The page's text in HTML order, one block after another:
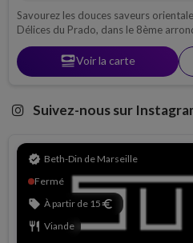
Savourez les douces saveurs
Délices du Prado, dans le 8ème
Restaurant cacher, salon de thé,
set_mealVoir la carte
Suivez-nous sur
verified Beth-Din de Marseille
Fermé
sell À partir de 15euro
restaurant Viande